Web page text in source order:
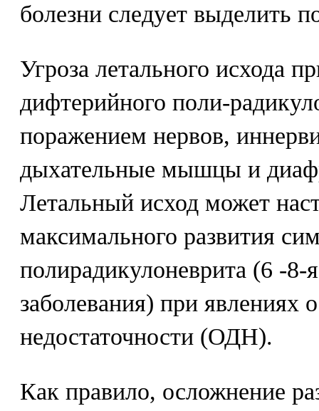
болезни следует выделить
Угроза летального исхода
дифтерийного поли-
поражением нервов,
дыхательные мышцы и
Летальный исход может
максимального развития
полирадикулоневрита (6 -8-
заболевания) при явлениях
недостаточности (ОДН).
Как правило, осложнение